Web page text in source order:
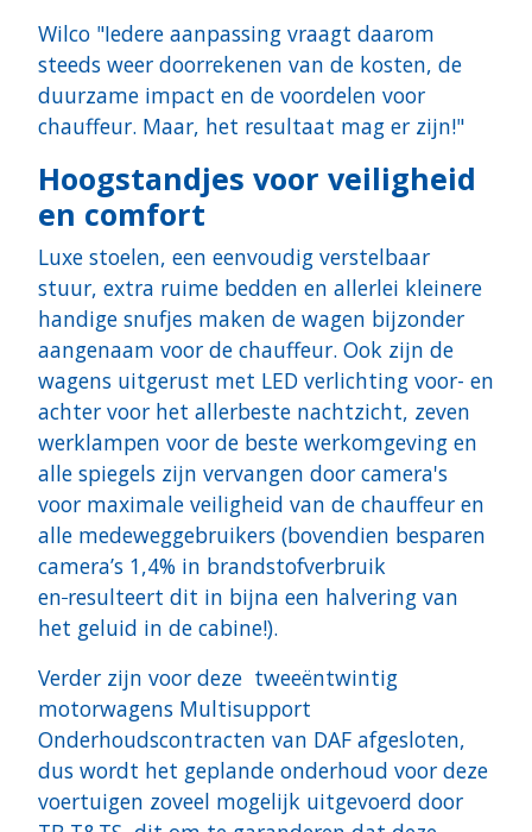
Wilco "Iedere aanpassing vraagt daarom
steeds weer doorrekenen van de kosten, de
duurzame impact en de voordelen voor
chauffeur. Maar, het resultaat mag er zijn!"
Hoogstandjes voor veiligheid
en comfort
Luxe stoelen, een eenvoudig verstelbaar
stuur, extra ruime bedden en allerlei kleinere
handige snufjes maken de wagen bijzonder
aangenaam voor de chauffeur. Ook zijn de
wagens uitgerust met LED verlichting voor- en
achter voor het allerbeste nachtzicht, zeven
werklampen voor de beste werkomgeving en
alle spiegels zijn vervangen door camera's
voor maximale veiligheid van de chauffeur en
alle medeweggebruikers (bovendien besparen
camera’s 1,4% in brandstofverbruik
en resulteert dit in bijna een halvering van
het geluid in de cabine!).
Verder zijn voor deze tweeëntwintig
motorwagens Multisupport
Onderhoudscontracten van DAF afgesloten,
dus wordt het geplande onderhoud voor deze
voertuigen zoveel mogelijk uitgevoerd door